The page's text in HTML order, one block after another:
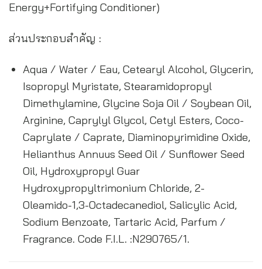
Energy+Fortifying Conditioner)
ส่วนประกอบสำคัญ :
Aqua / Water / Eau, Cetearyl Alcohol, Glycerin,
Isopropyl Myristate, Stearamidopropyl
Dimethylamine, Glycine Soja Oil / Soybean Oil,
Arginine, Caprylyl Glycol, Cetyl Esters, Coco-
Caprylate / Caprate, Diaminopyrimidine Oxide,
Helianthus Annuus Seed Oil / Sunflower Seed
Oil, Hydroxypropyl Guar
Hydroxypropyltrimonium Chloride, 2-
Oleamido-1,3-Octadecanediol, Salicylic Acid,
Sodium Benzoate, Tartaric Acid, Parfum /
Fragrance. Code F.I.L. :N290765/1.